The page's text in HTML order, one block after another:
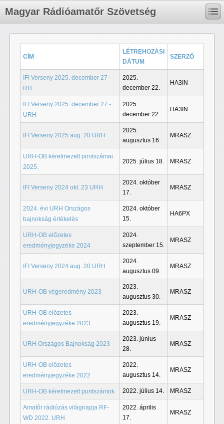
Magyar Rádióamatőr Szövetség
CÍM
LÉTREHOZÁSI
DÁTUM
SZERZŐ
IFI Verseny 2025. december 27 -
RH
2025.
december 22.
HA3IN
IFI Verseny 2025. december 27 -
URH
2025.
december 22.
HA3IN
IFI Verseny 2025 aug. 20 URH
2025.
augusztus 16.
MRASZ
URH-OB kérelmezett pontszámai
2025.
2025. július 18. MRASZ
IFI Verseny 2024 okt. 23 URH
2024. október
17.
MRASZ
2024. évi URH Országos
bajnokság értékelés
2024. október
15.
HA6PX
URH-OB előzetes
eredményjegyzéke 2024
2024.
szeptember 15.
MRASZ
IFI Verseny 2024 aug. 20 URH
2024.
augusztus 09.
MRASZ
URH-OB végeredmény 2023
2023.
augusztus 30.
MRASZ
URH-OB előzetes
eredményjegyzéke 2023
2023.
augusztus 19.
MRASZ
URH Országos Bajnokság 2023
2023. június
28.
MRASZ
URH-OB előzetes
eredményjegyzéke 2022
2022.
augusztus 14.
MRASZ
URH-OB kérelmezett pontszámok 2022. július 14. MRASZ
Amatőr rádiózás világnapja RF-
WD 2022. URH
2022. április
17.
MRASZ